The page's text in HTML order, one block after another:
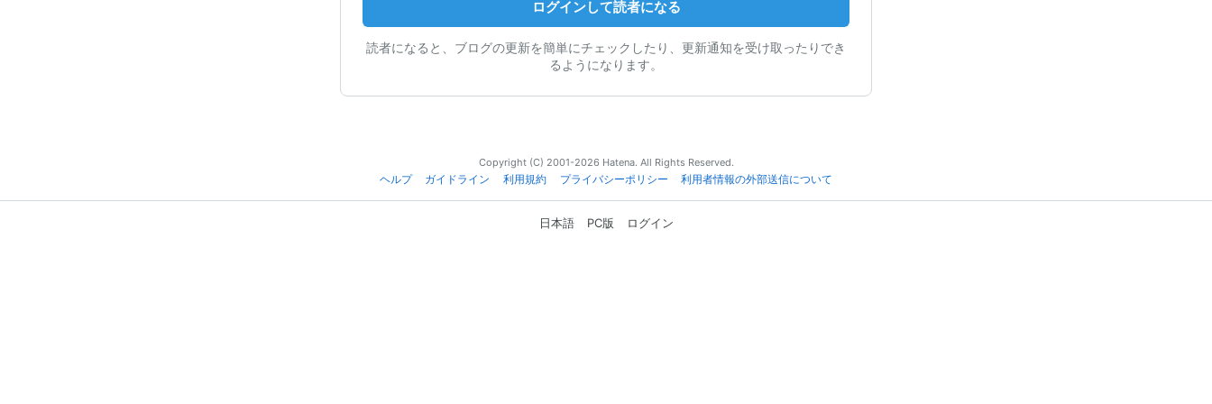
ログインして読者になる
読者になると、ブログの更新を簡単にチェックしたり、更新通知を受け取ったりでき
るようになります。
Copyright (C) 2001-2026 Hatena. All Rights Reserved.
ヘルプ
ガイドライン 利用規約 プライバシーポリシー 利用者情報の外部送信について
日本語 PC版 ログイン